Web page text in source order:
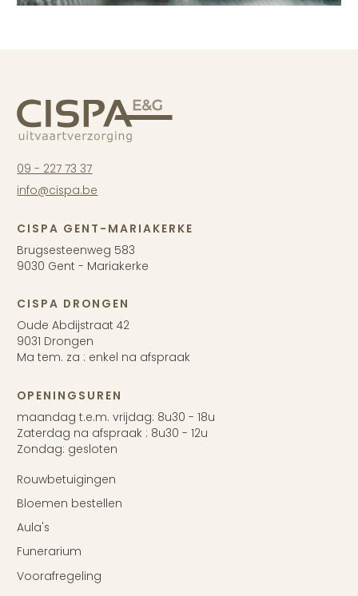
09 - 227 73 37
info@cispa.be
CISPA GENT-MARIAKERKE
Brugsesteenweg 583
9030 Gent - Mariakerke
CISPA DRONGEN
Oude Abdijstraat 42
9031 Drongen
Ma tem. za : enkel na afspraak
OPENINGSUREN
maandag t.e.m. vrijdag: 8u30 - 18u
Zaterdag na afspraak : 8u30 - 12u
Zondag: gesloten
Rouwbetuigingen
Bloemen bestellen
Aula's
Funerarium
Voorafregeling